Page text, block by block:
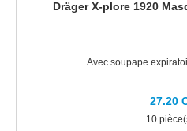
Dräger X-plore 1920
Avec soupape
10
27.20